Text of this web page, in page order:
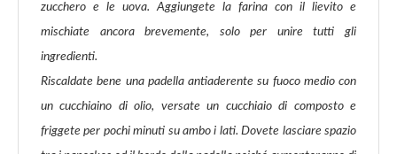
zucchero e le uova. Aggiungete la farina con il lievito e
mischiate ancora brevemente, solo per unire tutti gli
ingredienti.
Riscaldate bene una padella antiaderente su fuoco medio con
un cucchiaino di olio, versate un cucchiaio di composto e
friggete per pochi minuti su ambo i lati. Dovete lasciare spazio